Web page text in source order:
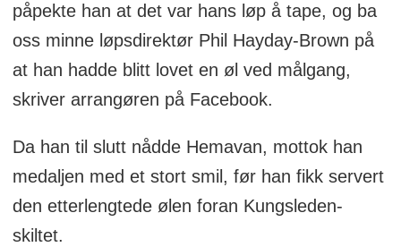
påpekte han at det var hans løp å tape, og ba
oss minne løpsdirektør Phil Hayday-Brown på
at han hadde blitt lovet en øl ved målgang,
skriver arrangøren på Facebook.
Da han til slutt nådde Hemavan, mottok han
medaljen med et stort smil, før han fikk servert
den etterlengtede ølen foran Kungsleden-
skiltet.